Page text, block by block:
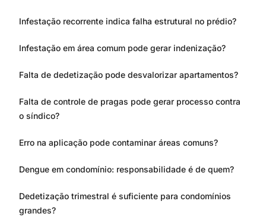
Infestação recorrente indica falha estrutural no prédio?
Infestação em área comum pode gerar indenização?
Falta de dedetização pode desvalorizar apartamentos?
Falta de controle de pragas pode gerar processo contra
o síndico?
Erro na aplicação pode contaminar áreas comuns?
Dengue em condomínio: responsabilidade é de quem?
Dedetização trimestral é suficiente para condomínios
grandes?